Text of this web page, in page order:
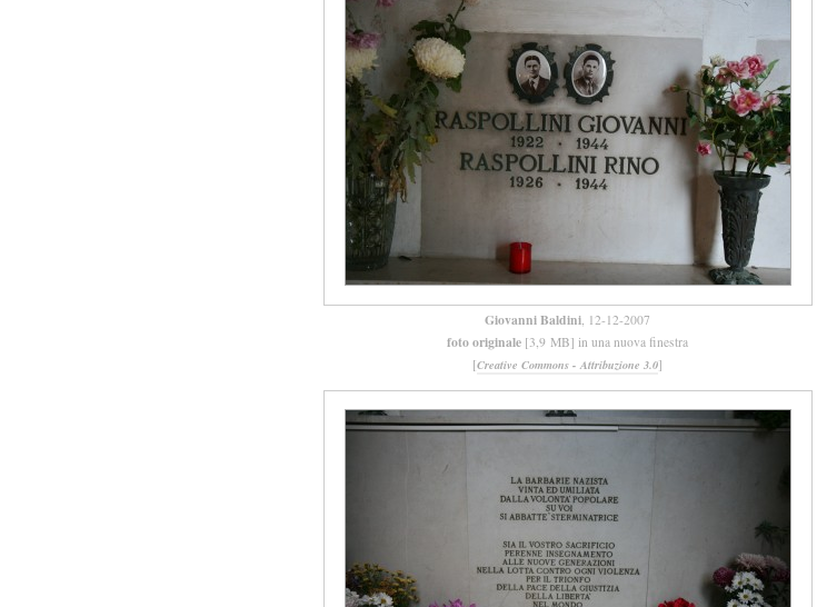
Giovanni Baldini , 12-12-2007
foto originale [3,9 MB] in una nuova finestra
[Creative Commons - Attribuzione 3.0]